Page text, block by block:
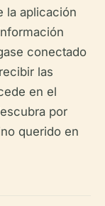
la aplicación
conectado
las
en el
por
querido en